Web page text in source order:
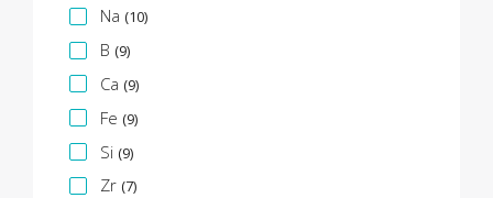
Facette de spécification
Na (10)
B (9)
Ca (9)
Fe (9)
Si (9)
Zr (7)